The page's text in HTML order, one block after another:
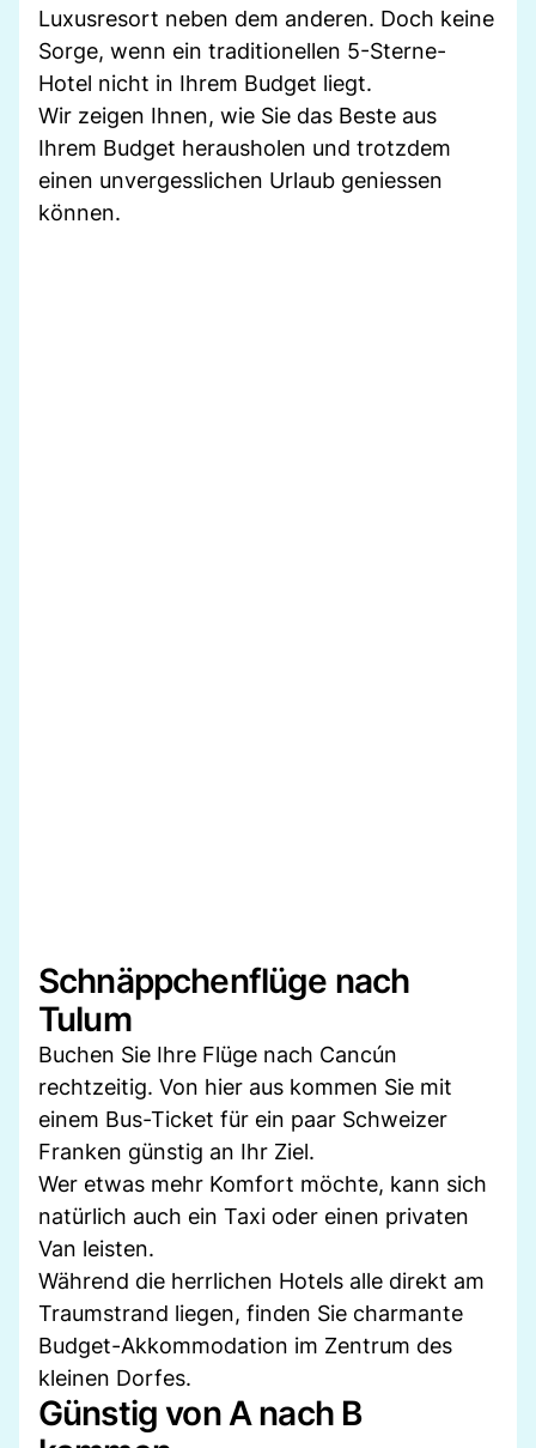
Luxusresort neben dem anderen. Doch keine
Sorge, wenn ein traditionellen 5-Sterne-
Hotel nicht in Ihrem Budget liegt.
Wir zeigen Ihnen, wie Sie das Beste aus
Ihrem Budget herausholen und trotzdem
einen unvergesslichen Urlaub geniessen
können.
Schnäppchenflüge nach
Tulum
Buchen Sie Ihre Flüge nach Cancún
rechtzeitig. Von hier aus kommen Sie mit
einem Bus-Ticket für ein paar Schweizer
Franken günstig an Ihr Ziel.
Wer etwas mehr Komfort möchte, kann sich
natürlich auch ein Taxi oder einen privaten
Van leisten.
Während die herrlichen Hotels alle direkt am
Traumstrand liegen, finden Sie charmante
Budget-Akkommodation im Zentrum des
kleinen Dorfes.
Günstig von A nach B